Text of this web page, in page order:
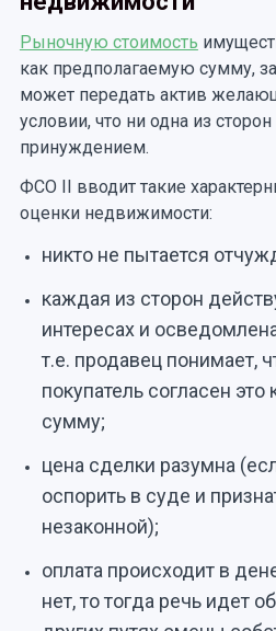
Рыночную стоимость
как предполагаемую сумму,
может передать актив
условии, что ни одна из
принуждением.
ФСО II вводит такие
оценки недвижимости:
никто не пытается
каждая из сторон
интересах и
т.е. продавец понимает,
покупатель согласен
сумму;
цена сделки разумна
оспорить в суде и
незаконной);
оплата происходит в
нет, то тогда речь идет